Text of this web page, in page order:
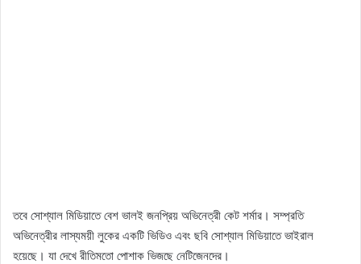
তবে সোশ্যাল মিডিয়াতে বেশ ভালই জনপ্রিয় অভিনেত্রী কেট শর্মার। সম্প্রতি
অভিনেত্রীর লাস্যময়ী লুকের একটি ভিডিও এবং ছবি সোশ্যাল মিডিয়াতে ভাইরাল
হয়েছে। যা দেখে রীতিমতো পোশাক ভিজছে নেটিজেনদের।